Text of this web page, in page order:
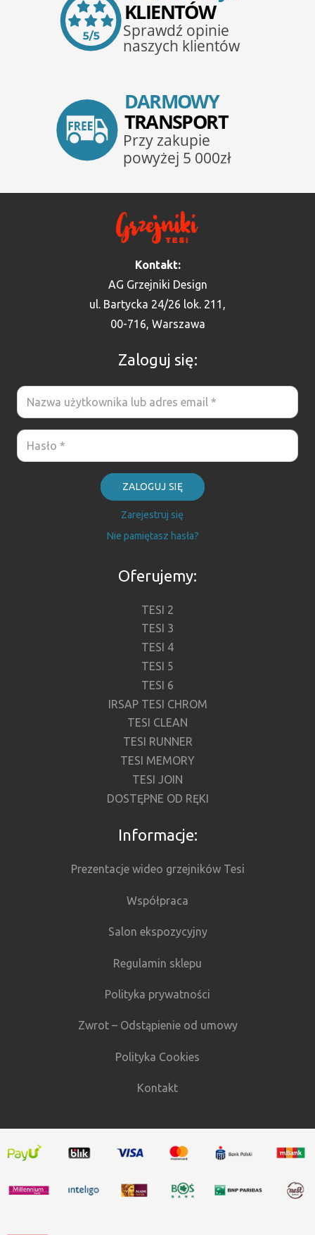
Kontakt:
AG Grzejniki Design
ul. Bartycka 24/26 lok. 211,
00-716, Warszawa
Zaloguj się:
ZALOGUJ SIĘ
Zarejestruj się
Nie pamiętasz hasła?
Oferujemy:
TESI 2
TESI 3
TESI 4
TESI 5
TESI 6
IRSAP TESI CHROM
TESI CLEAN
TESI RUNNER
TESI MEMORY
TESI JOIN
DOSTĘPNE OD RĘKI
Informacje:
Prezentacje wideo grzejników Tesi
Współpraca
Salon ekspozycyjny
Regulamin sklepu
Polityka prywatności
Zwrot – Odstąpienie od umowy
Polityka Cookies
Kontakt